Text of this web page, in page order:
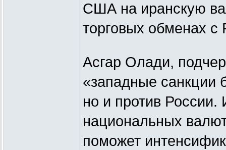
США на иранскую
торговых обменах с
Асгар Олади,
«западные санкции
но и против России.
национальных
поможет